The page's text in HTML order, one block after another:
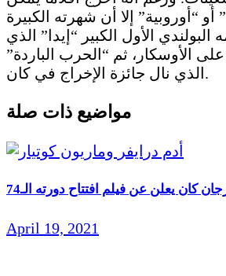
أو “أوروبية” إلا أن شهرته الكبيرة
الأول الكبير “إيدا” الذي
الأوسكار، ثم “الحرب الباردة”
الذي نال جائزة الإخراج في كان.
مواضيع ذات صلة
كان يعلن عن فيلم افتتاح دورته الـ74
April 19, 2021